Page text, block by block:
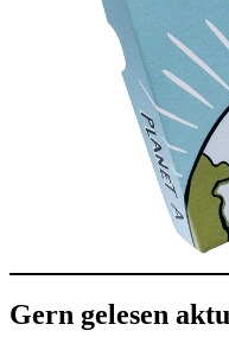
Gern gelesen